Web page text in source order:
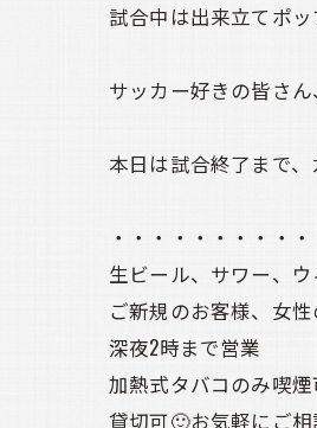
試合中は出来立てポ
サッカー好きの皆さ
本日は試合終了まで
・・・・・・・・・・
生ビール、サワー、
ご新規のお客様、女
深夜2時まで営業
加熱式タバコのみ喫煙
貸切可🙂お気軽にご